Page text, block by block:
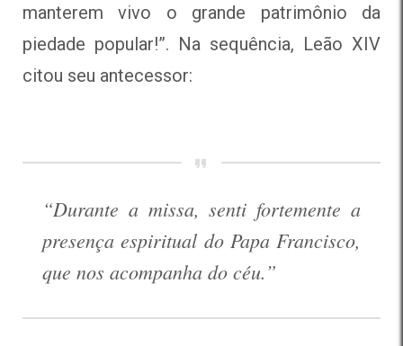
manterem vivo o grande patrimônio da
piedade popular!”. Na sequência, Leão XIV
citou seu antecessor:
“Durante a missa, senti fortemente a
presença espiritual do Papa Francisco,
que nos acompanha do céu.”